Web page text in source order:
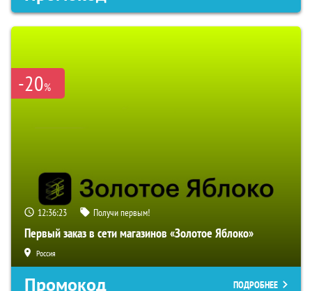
-20%
12:36:22 Получи первым!
Первый заказ в сети магазинов «Золотое Яблоко»
Россия
Промокод ПОДРОБНЕЕ